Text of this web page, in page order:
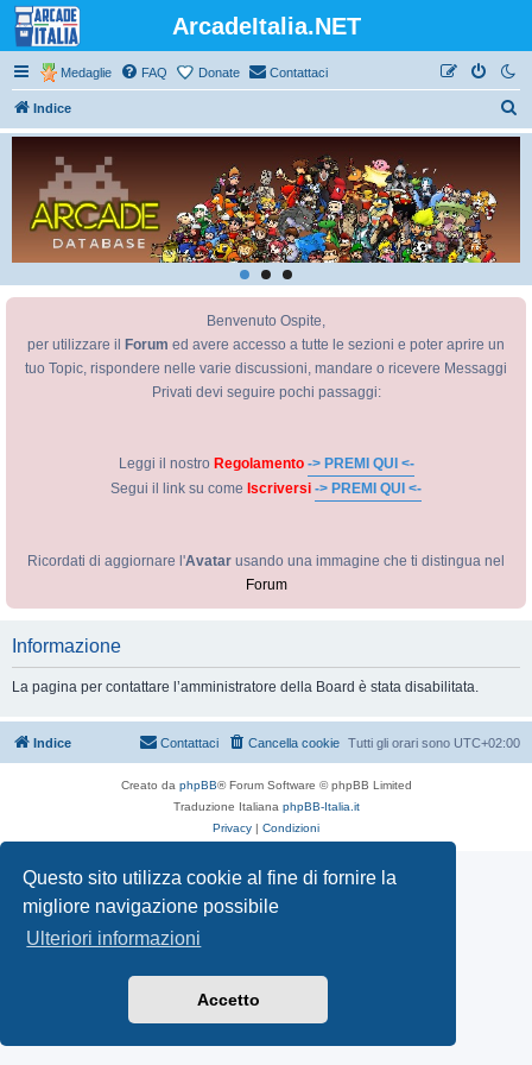
Questo sito utilizza cookie al fine di fornire la
migliore navigazione possibile
Ulteriori informazioni
Accetto
ArcadeItalia.NET
Medaglie FAQ Donate Contattaci
Indice
e
Benvenuto Ospite,
per utilizzare il
Forum ed avere accesso a tutte le sezioni e poter aprire un
tuo Topic, rispondere nelle varie discussioni, mandare o ricevere Messaggi
Privati devi seguire pochi passaggi:
Leggi il nostro Regolamento -> PREMI QUI <-
Segui il link su come Iscriversi -> PREMI QUI <-
Ricordati di aggiornare l'Avatar usando una immagine che ti distingua nel
Forum
Informazione
La pagina per contattare l’amministratore della Board è stata disabilitata.
Indice Tutti gli orari sono UTC+02:00
Cancella cookie
Contattaci
Creato da phpBB® Forum Software © phpBB Limited
Traduzione Italiana phpBB-Italia.it
Privacy | Condizioni